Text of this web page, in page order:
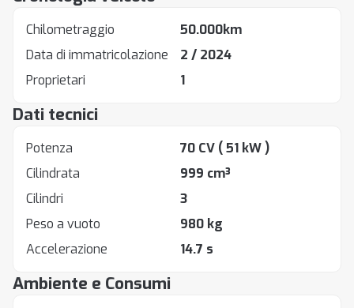
Chilometraggio
50.000km
Data di immatricolazione
2 / 2024
Proprietari
1
Dati tecnici
Potenza 70 CV ( 51 kW )
Cilindrata
999 cm³
Cilindri
3
Peso a vuoto
980 kg
Accelerazione
14.7 s
Ambiente e Consumi